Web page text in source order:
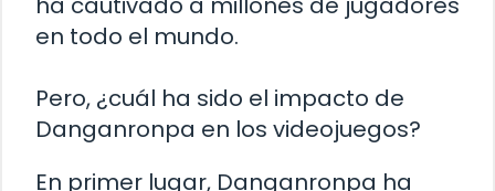
en todo el mundo.
Pero, ¿cuál ha sido el impacto de
Danganronpa en los videojuegos?
En primer lugar, Danganronpa ha